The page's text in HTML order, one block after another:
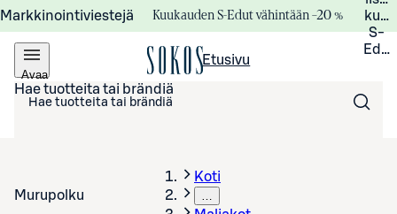
Markkinointiviestejä Kuukauden S-Edut vähintään –20 %
S-
Avaa
valikko
Etusivu
Hae tuotteita tai brändiä
Murupolku
Koti
…